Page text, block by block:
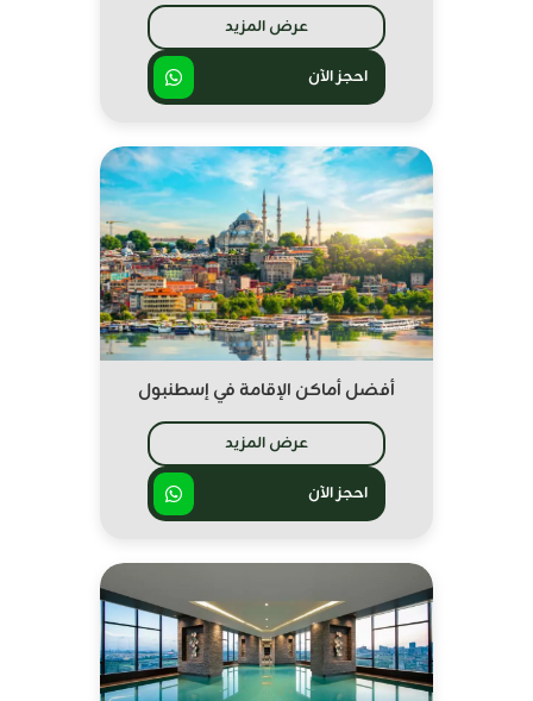
عرض المزيد
احجز الآن
أفضل أماكن الإقامة في إسطنبول
عرض المزيد
احجز الآن